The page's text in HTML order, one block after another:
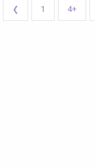
❮ 1 4+